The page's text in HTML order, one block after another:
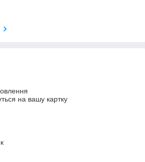
на вашу картку